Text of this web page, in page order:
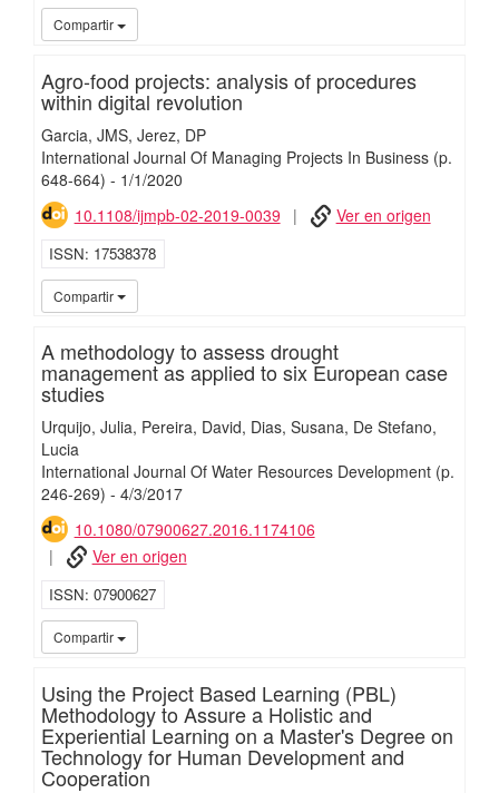
Compartir
Agro-food projects: analysis of procedures
within digital revolution
Garcia, JMS Jerez, DP
International Journal Of Managing Projects In Business (p.
648-664) - 1/1/2020
10.1108/ijmpb-02-2019-0039
Ver en origen
ISSN 17538378
Compartir
A methodology to assess drought
management as applied to six European case
studies
Urquijo, Julia Pereira, David Dias, Susana De Stefano,
Lucia
International Journal Of Water Resources Development (p.
246-269) - 4/3/2017
10.1080/07900627.2016.1174106
Ver en origen
ISSN 07900627
Compartir
Using the Project Based Learning (PBL)
Methodology to Assure a Holistic and
Experiential Learning on a Master's Degree on
Technology for Human Development and
Cooperation